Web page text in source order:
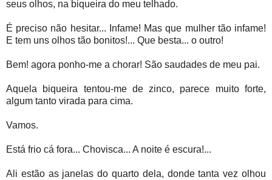
seus olhos, na biqueira do meu telhado.
É preciso não hesitar... Infame! Mas que mulher tão infame!
E tem uns olhos tão bonitos!... Que besta... o outro!
Bem! agora ponho-me a chorar! São saudades de meu pai.
Aquela biqueira tentou-me de zinco, parece muito forte,
algum tanto virada para cima.
Vamos.
Está frio cá fora... Chovisca... A noite é escura!...
Ali estão as janelas do quarto dela, donde tanta vez olhou